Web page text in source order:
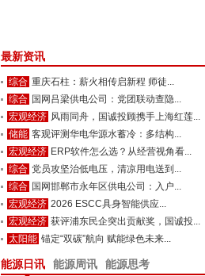
最新资讯
综合 重庆石柱：薪火相传启新程 师徒...
综合 国网吕梁供电公司：党团联动查隐...
宏观经济 风雨同舟，国诚投顾携手上海红莲...
储能 客观评测华电华源水蓄冷：多结构...
宏观经济 ERP软件怎么选？从经营视角看...
综合 党员攻坚治低电压，清凉用电送到...
综合 国网邯郸市永年区供电公司：入户...
宏观经济 2026 ESCC具身智能供应...
宏观经济 获评浦东民企突出贡献奖，国诚投...
太阳能 锚定“双碳”航向 赋能绿色未来...
能源日讯 能源周讯 能源思考